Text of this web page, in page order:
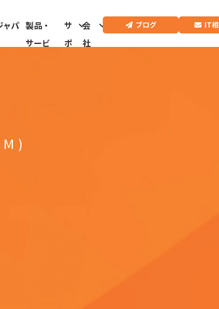
ャパ 製品・
サービ
サ
ポ
会
社
ブログ IT